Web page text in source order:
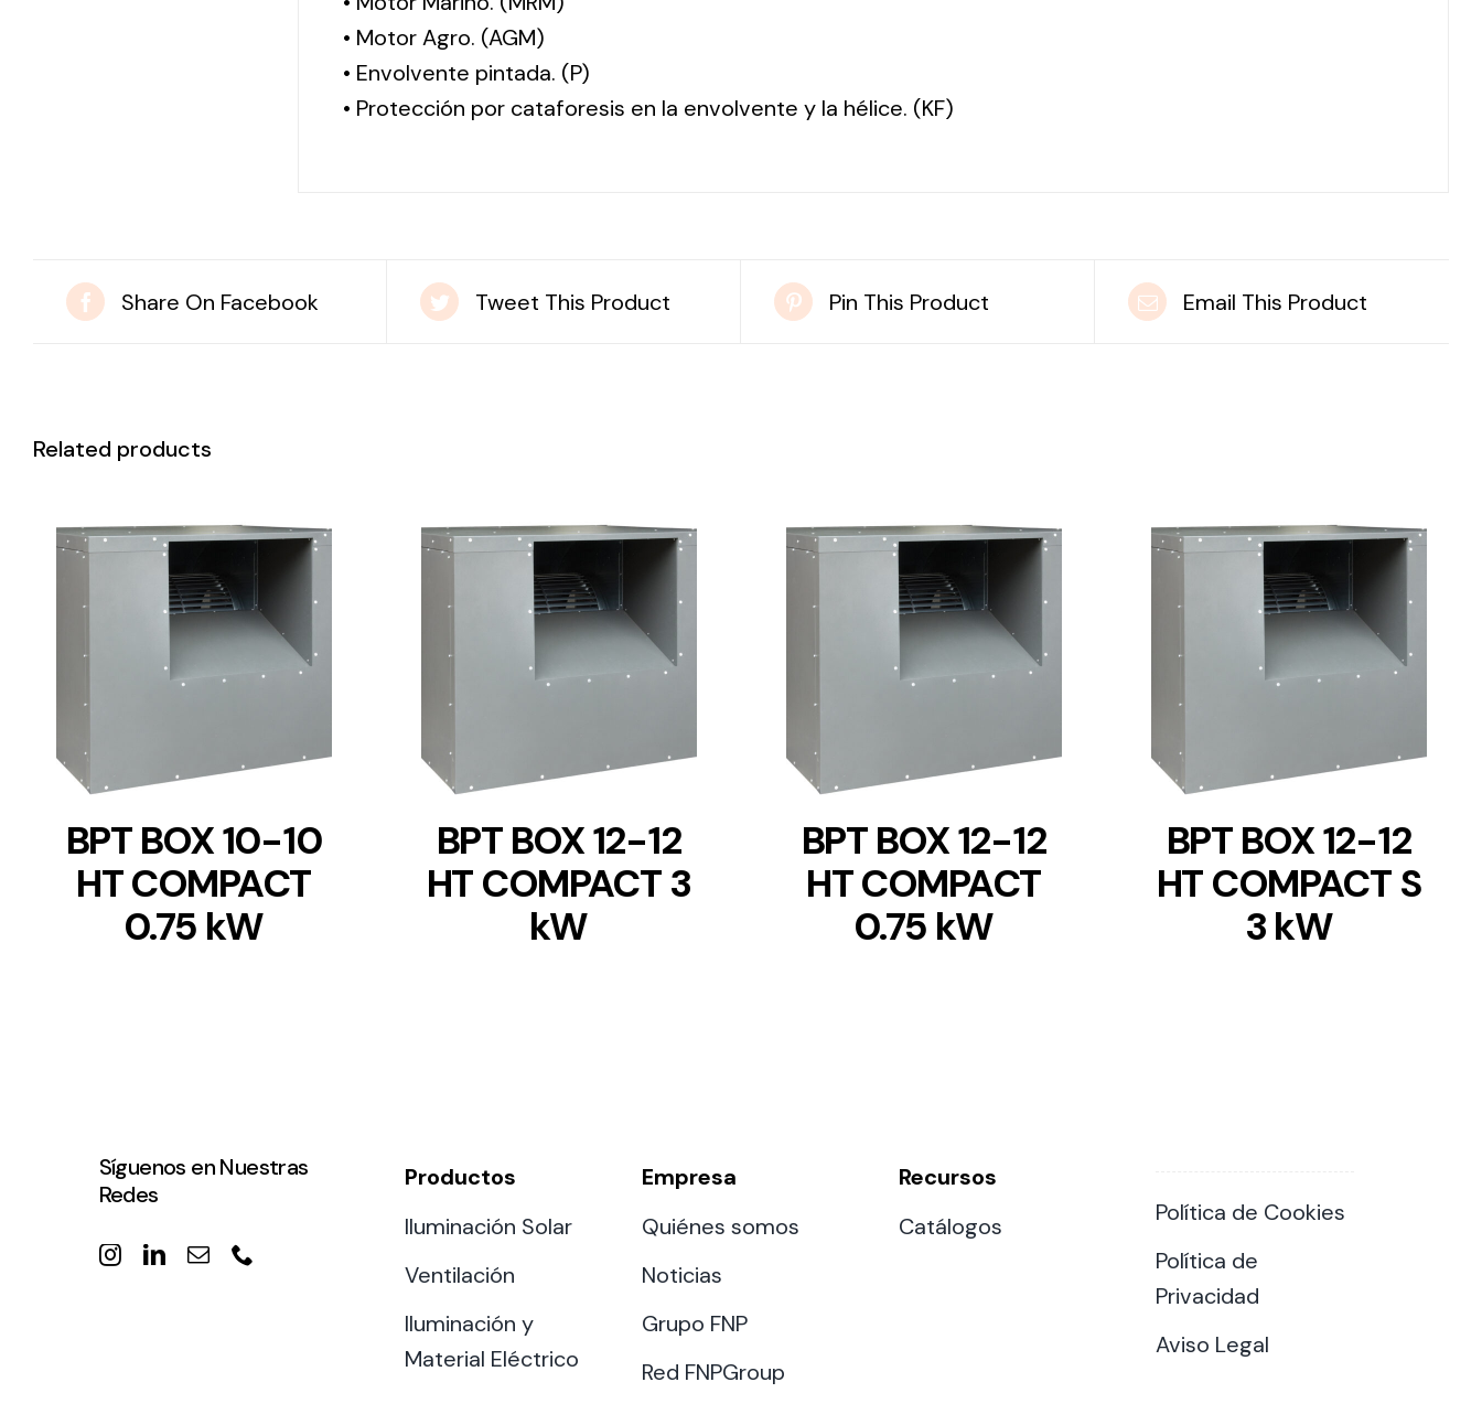
• Motor Agro. (AGM)
• Envolvente pintada. (P)
• Protección por cataforesis en la envolvente y la hélice. (KF)
Share On Facebook Tweet This Product Pin This Product Email This Product
Related products
DETAILS
BPT BOX 10-10
HT COMPACT
0.75 kW
DETAILS
BPT BOX 12-12
HT COMPACT 3
kW
DETAILS
BPT BOX 12-12
HT COMPACT
0.75 kW
DETAILS
BPT BOX 12-12
HT COMPACT S
3 kW
Síguenos en Nuestras
Redes
Productos
Iluminación Solar
Ventilación
Iluminación y
Material Eléctrico
Empresa
Quiénes somos
Noticias
Grupo FNP
Red FNPGroup
Recursos
Catálogos
Política de Cookies
Política de
Privacidad
Aviso Legal